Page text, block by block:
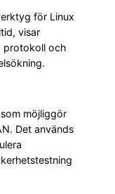
för Linux
visar
protokoll och
möjliggör
Det används